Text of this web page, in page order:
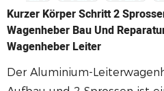
Kurzer Körper Schritt 2
Wagenheber Bau Und
Wagenheber Leiter
Der Aluminium-